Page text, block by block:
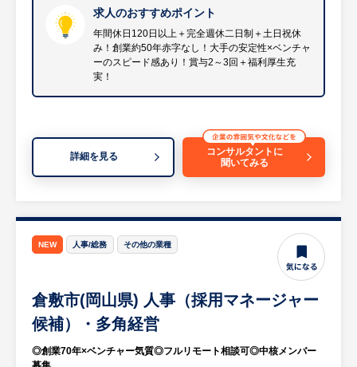
同社の営業は決まったモノを売るのではな
く、多彩なソリューションを企画し、お客様
のお困りごとを解決しています。
「こんな組み合わせはどうかな」という自由
な発想で、幅広い提案が叶います。そんな提
になることが多くあります。売って終わり、
一度きり、ということではなく、お客様との
関係性をどんどん強く太くしていくことがで
また、売って終わりではないからこそ、「信
頼関係を築けない」「⻑いお付き合いを実現
にすることは難しいといえます。同社は継続
的なお付き合いをしてこそ、課題の核心に迫
る提案も生まれると考えます。
・お客様である企業と登録スタッフの間に立
って、両者のフォローを担当していただきま
す。
・採用面接や就業前の教育を行なうととも
と理解し、安心して活躍いただけるように、
の相談などをお伺いし、求職者の方がイキイ
キと働いていけるような職場をご紹介しま
す。長期的な活躍やその人の成長を見据え
て、時には厳しいことを伝えることも大切で
す。希望だけではなく、適性にあったお仕事
をご提案していただきます。
▼企業への人材ニーズの深掘り
求人のおすすめポイント
年間休日120日以上＋完全週休二日制＋土日祝休
み！創業約50年赤字なし！大手の安定性×ベンチャ
ーのスピード感あり！賞与2～3回＋福利厚生充
実！
詳細を見る
コンサルタントに
聞いてみる
NEW 人事/総務 その他の業種
倉敷市(岡山県) 人事（採用マネージャー
候補）・多角経営
◎創業70年×ベンチャー気質◎フルリモート相談可◎中核メンバー